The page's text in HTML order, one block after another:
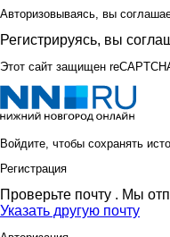
Авторизовываясь, вы
Регистрируясь, вы
Этот сайт защищен
Войдите, чтобы сохранять
Регистрация
Проверьте почту . Мы
Указать другую почту